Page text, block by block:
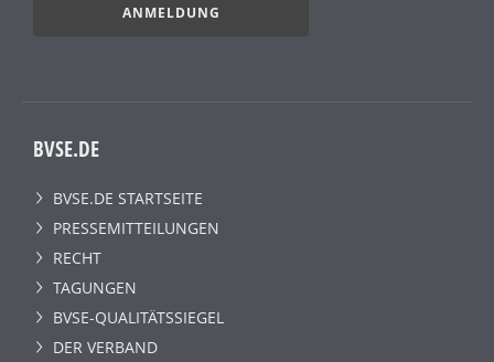
ANMELDUNG
BVSE.DE
BVSE.DE STARTSEITE
PRESSEMITTEILUNGEN
RECHT
TAGUNGEN
BVSE-QUALITÄTSSIEGEL
DER VERBAND